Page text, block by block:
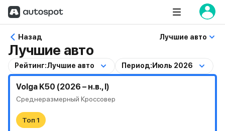
Назад Лучшие авто
Лучшие авто
Рейтинг:Лучшие авто Период: Июль 2026
Volga K50 (2026 – н.в., I)
Среднеразмерный Кроссовер
Топ 1